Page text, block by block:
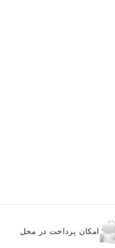
امکان پرداخت در محل